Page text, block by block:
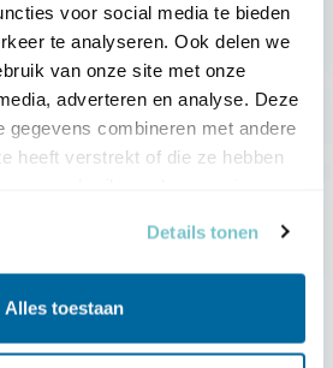
voor social media te bieden
te analyseren. Ook delen we
van onze site met onze
adverteren en analyse. Deze
gegevens combineren met andere
heeft verstrekt of die ze hebben
Details tonen
Alles toestaan